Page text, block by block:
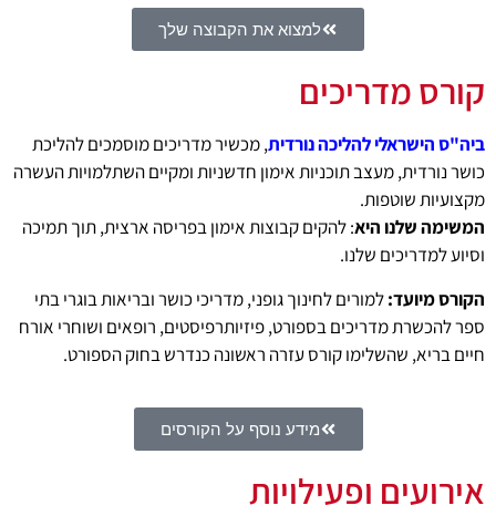
למצוא את הקבוצה שלך
קורס מדריכים
ביה"ס הישראלי להליכה נורדית, מכשיר מדריכים מוסמכים להליכת
כושר נורדית, מעצב תוכניות אימון חדשניות ומקיים השתלמויות העשרה
מקצועיות שוטפות.
המשימה שלנו היא: להקים קבוצות אימון בפריסה ארצית, תוך תמיכה
וסיוע למדריכים שלנו.
הקורס מיועד:למורים לחינוך גופני, מדריכי כושר ובריאות בוגרי בתי
ספר להכשרת מדריכים בספורט, פיזיותרפיסטים, רופאים ושוחרי אורח
חיים בריא, שהשלימו קורס עזרה ראשונה כנדרש בחוק הספורט.
מידע נוסף על הקורסים
אירועים ופעילויות